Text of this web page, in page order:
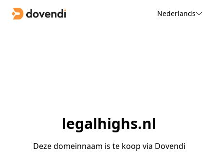
Nederlands
legalhighs.nl
Deze domeinnaam is te koop via Dovendi